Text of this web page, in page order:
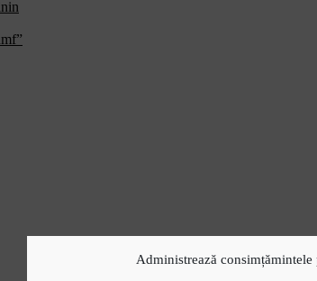
Administrează